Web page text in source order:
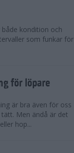
kondition och
som funkar för
för löpare
är bra även för oss
Men ändå är det
hop...